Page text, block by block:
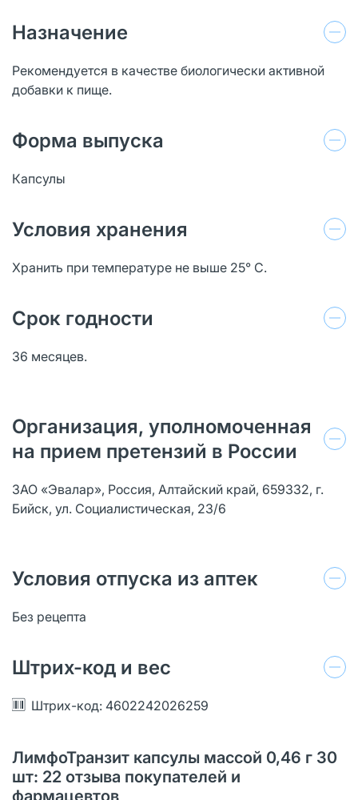
Назначение
Рекомендуется в качестве биологически активной
добавки к пище.
Форма выпуска
Капсулы
Условия хранения
Хранить при температуре не выше 25° С.
Срок годности
36 месяцев.
Организация, уполномоченная
на прием претензий в России
ЗАО «Эвалар», Россия, Алтайский край, 659332, г.
Бийск, ул. Социалистическая, 23/6
Условия отпуска из аптек
Без рецепта
Штрих-код и вес
Штрих-код: 4602242026259
ЛимфоТранзит капсулы массой 0,46 г 30
шт: 22 отзыва покупателей и
фармацевтов